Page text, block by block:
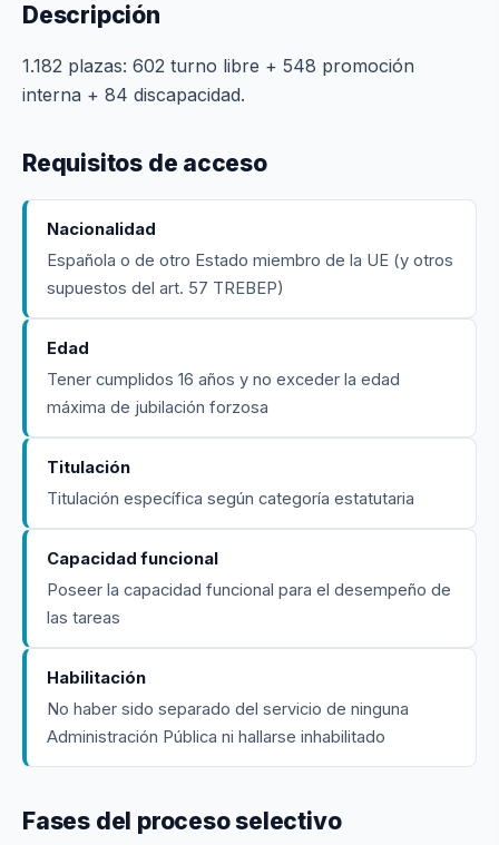
Descripción
1.182 plazas: 602 turno libre + 548 promoción
interna + 84 discapacidad.
Requisitos de acceso
Nacionalidad
Española o de otro Estado miembro de la UE (y otros
supuestos del art. 57 TREBEP)
Edad
Tener cumplidos 16 años y no exceder la edad
máxima de jubilación forzosa
Titulación
Titulación específica según categoría estatutaria
Capacidad funcional
Poseer la capacidad funcional para el desempeño de
las tareas
Habilitación
No haber sido separado del servicio de ninguna
Administración Pública ni hallarse inhabilitado
Fases del proceso selectivo